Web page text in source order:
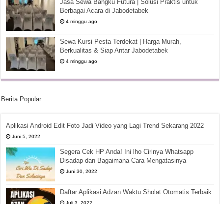
Jasa Sewa Bangku Futura | Solusi Praktis untuk
Berbagai Acara di Jabodetabek
4 minggu ago
Sewa Kursi Pesta Terdekat | Harga Murah,
Berkualitas & Siap Antar Jabodetabek
4 minggu ago
Berita Popular
Aplikasi Android Edit Foto Jadi Video yang Lagi Trend Sekarang 2022
Juni 5, 2022
Segera Cek HP Anda! Ini lho Cirinya Whatsapp
Disadap dan Bagaimana Cara Mengatasinya
Juni 30, 2022
Daftar Aplikasi Adzan Waktu Sholat Otomatis Terbaik
Juli 3, 2022